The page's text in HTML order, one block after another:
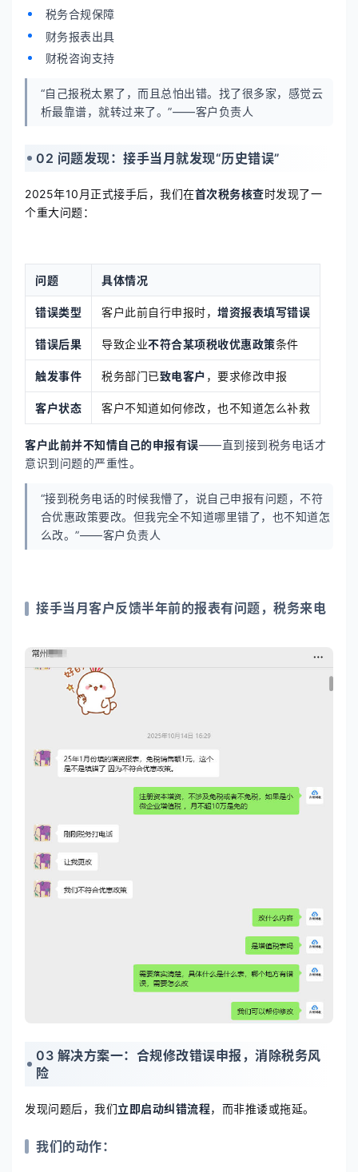
税务合规保障
财务报表出具
财税咨询支持
“自己报税太累了，而且总怕出错。找了很多家，感觉云
析最靠谱，就转过来了。”——客户负责人
02 问题发现：接手当月就发现“历史错误”
2025年10月正式接手后，我们在首次税务核查时发现了一
个重大问题：
问题 具体情况
错误类型 客户此前自行申报时， 增资报表填写错误
错误后果 导致企业不符合某项税收优惠政策条件
触发事件 税务部门已致电客户 ，要求修改申报
客户状态 客户不知道如何修改，也不知道怎么补救
客户此前并不知情自己的申报有误——直到接到税务电话才
意识到问题的严重性。
“接到税务电话的时候我懵了，说自己申报有问题，不符
合优惠政策要改。但我完全不知道哪里错了，也不知道怎
么改。”——客户负责人
接手当月客户反馈半年前的报表有问题，税务来电
03 解决方案一：合规修改错误申报，消除税务风
险
发现问题后，我们立即启动纠错流程，而非推诿或拖延。
我们的动作：